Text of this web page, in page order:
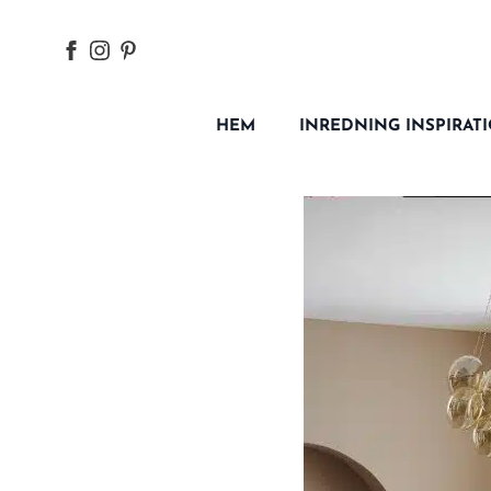
HEM INREDNING